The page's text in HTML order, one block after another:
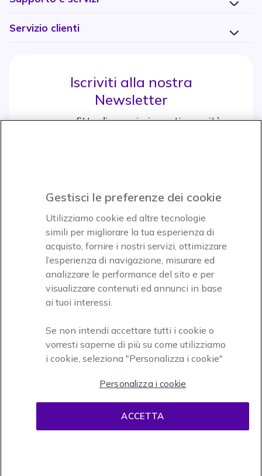
Servizio clienti
Iscriviti alla nostra
Newsletter
e approfitta di maggiori sconti e novità
Icon
Icon
Paga facilmente ed in assoluta sicurezza
Accettiamo
Gestisci le preferenze dei cookie
Utilizziamo cookie ed altre tecnologie
simili per migliorare la tua esperienza di
acquisto, fornire i nostri servizi, ottimizzare
l’esperienza di navigazione, misurare ed
analizzare le performance del sito e per
visualizzare contenuti ed annunci in base
ai tuoi interessi.
Se non intendi accettare tutti i cookie o
vorresti saperne di più su come utilizziamo
i cookie, seleziona "Personalizza i cookie"
Personalizza i cookie
ACCETTA